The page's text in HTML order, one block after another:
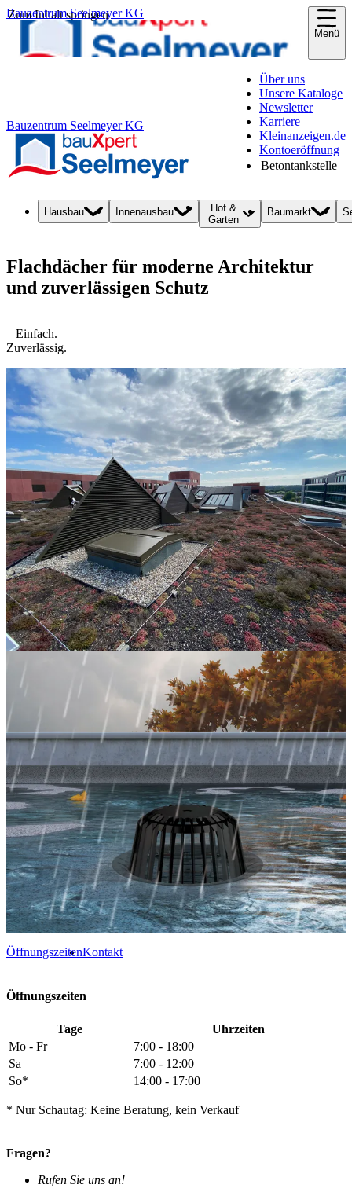
Zum Inhalt springen
Bauzentrum Seelmeyer KG
Menü
Bauzentrum Seelmeyer KG
Über uns
Unsere Kataloge
Newsletter
Karriere
Kleinanzeigen.de
Kontoeröffnung
Betontankstelle
Hausbau Innenausbau
Hof &
Garten
Baumarkt
Flachdächer für moderne Architektur
und zuverlässigen Schutz
Einfach.
Zuverlässig.
ÖffnungszeitenKontakt
Öffnungszeiten
Tage
Uhrzeiten
Mo - Fr
7:00 - 18:00
Sa
7:00 - 12:00
So*
14:00 - 17:00
* Nur Schautag: Keine Beratung, kein Verkauf
Fragen?
Rufen Sie uns an!